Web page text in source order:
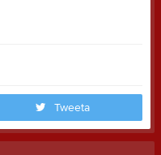
Tweeta